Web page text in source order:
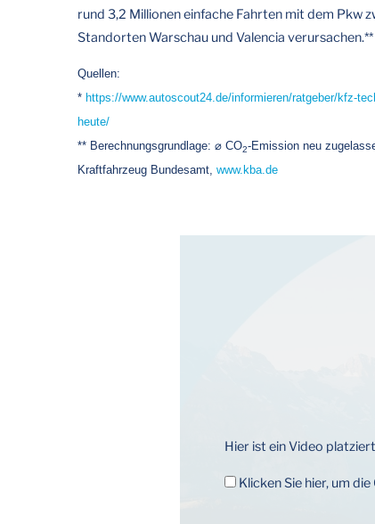
rund 3,2 Millionen einfache Fahrten mit dem Pkw
Standorten Warschau und Valencia verursachen.**
Quellen:
* https://www.autoscout24.de/informieren/ratgeber/kfz-
heute/
** Berechnungsgrundlage: ⌀ CO2-Emission neu
Kraftfahrzeug Bundesamt, www.kba.de
Hier ist ein Video
Klicken Sie hier, um